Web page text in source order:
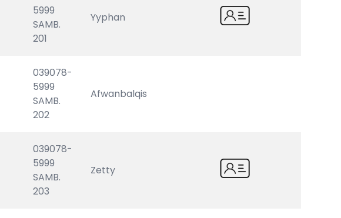
5999
SAMB.
201
Yyphan
039078-
5999
SAMB.
202
Afwanbalqis
039078-
5999
SAMB.
203
Zetty